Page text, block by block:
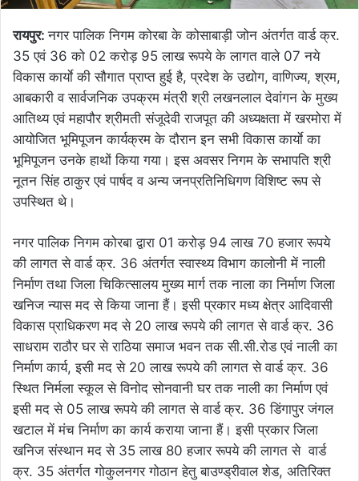
रायपुर:नगर पालिक निगम कोरबा के कोसाबाड़ी जोन अंतर्गत वार्ड क्र.
35 एवं 36 को 02 करोड़ 95 लाख रूपये के लागत वाले 07 नये
विकास कार्याे की सौगात प्राप्त हुई है, प्रदेश के उद्योग, वाणिज्य, श्रम,
आबकारी व सार्वजनिक उपक्रम मंत्री श्री लखनलाल देवांगन के मुख्य
आतिथ्य एवं महापौर श्रीमती संजूदेवी राजपूत की अध्यक्षता में खरमोरा में
आयोजित भूमिपूजन कार्यक्रम के दौरान इन सभी विकास कार्याे का
भूमिपूजन उनके हाथों किया गया। इस अवसर निगम के सभापति श्री
नूतन सिंह ठाकुर एवं पार्षद व अन्य जनप्रतिनिधिगण विशिष्ट रूप से
उपस्थित थे।
नगर पालिक निगम कोरबा द्वारा 01 करोड़ 94 लाख 70 हजार रूपये
की लागत से वार्ड क्र. 36 अंतर्गत स्वास्थ्य विभाग कालोनी में नाली
निर्माण तथा जिला चिकित्सालय मुख्य मार्ग तक नाला का निर्माण जिला
खनिज न्यास मद से किया जाना हैं। इसी प्रकार मध्य क्षेत्र आदिवासी
विकास प्राधिकरण मद से 20 लाख रूपये की लागत से वार्ड क्र. 36
साधराम राठौर घर से राठिया समाज भवन तक सी.सी.रोड एवं नाली का
निर्माण कार्य, इसी मद से 20 लाख रूपये की लागत से वार्ड क्र. 36
स्थित निर्मला स्कूल से विनोद सोनवानी घर तक नाली का निर्माण एवं
इसी मद से 05 लाख रूपये की लागत से वार्ड क्र. 36 डिंगापुर जंगल
खटाल में मंच निर्माण का कार्य कराया जाना हैं। इसी प्रकार जिला
खनिज संस्थान मद से 35 लाख 80 हजार रूपये की लागत से वार्ड
क्र. 35 अंतर्गत गोकुलनगर गोठान हेतु बाउण्ड्रीवाल शेड, अतिरिक्त